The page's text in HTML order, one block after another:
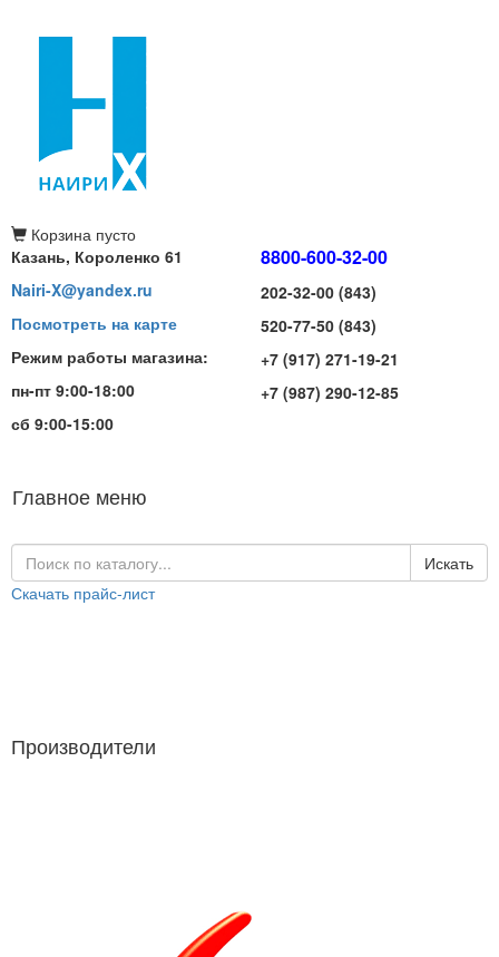
Корзина пусто
Казань, Короленко 61
Nairi-X@yandex.ru
Посмотреть на карте
Режим работы магазина:
пн-пт 9:00-18:00
сб 9:00-15:00
8800-600-32-00
202-32-00 (843)
520-77-50 (843)
+7 (917) 271-19-21
+7 (987) 290-12-85
Главное меню
Искать
Скачать прайс-лист
Производители